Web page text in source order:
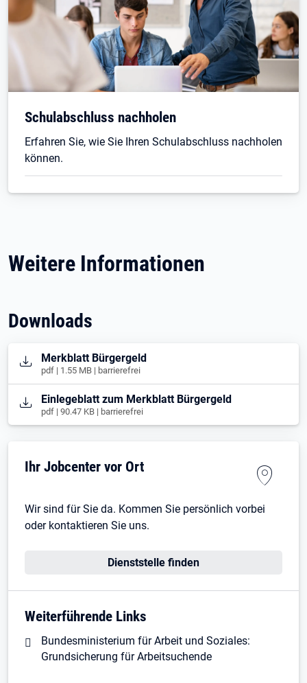
Schulabschluss nachholen
Erfahren Sie, wie Sie Ihren Schulabschluss nachholen
können.
Weitere Informationen
Downloads
Öffnet in neuem Tab
Merkblatt Bürgergeld
pdf | 1.55 MB | barrierefrei
Öffnet in neuem Tab
Einlegeblatt zum Merkblatt Bürgergeld
pdf | 90.47 KB | barrierefrei
Ihr Jobcenter vor Ort
Wir sind für Sie da. Kommen Sie persönlich vorbei
oder kontaktieren Sie uns.
Dienststelle finden
Weiterführende Links
Bundesministerium für Arbeit und Soziales:
Grundsicherung für Arbeitsuchende